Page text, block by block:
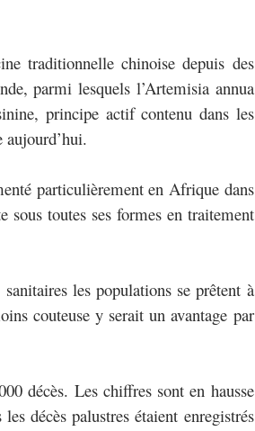
traditionnelle chinoise depuis des
parmi lesquels l’Artemisia annua
principe actif contenu dans les
particulièrement en Afrique dans
sous toutes ses formes en traitement
les populations se prêtent à
couteuse y serait un avantage par
décès. Les chiffres sont en hausse
décès palustres étaient enregistrés